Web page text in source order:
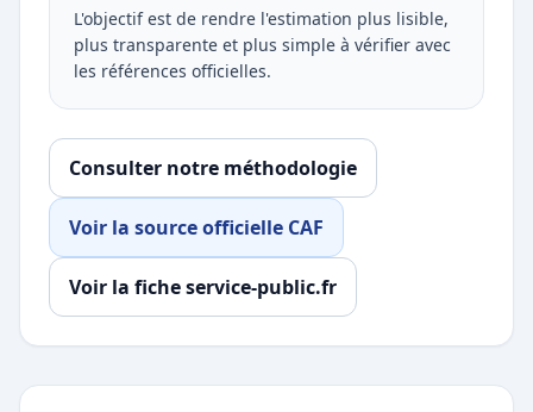
L'objectif est de rendre l'estimation plus lisible,
plus transparente et plus simple à vérifier avec
les références officielles.
Consulter notre méthodologie
Voir la source officielle CAF
Voir la fiche service-public.fr